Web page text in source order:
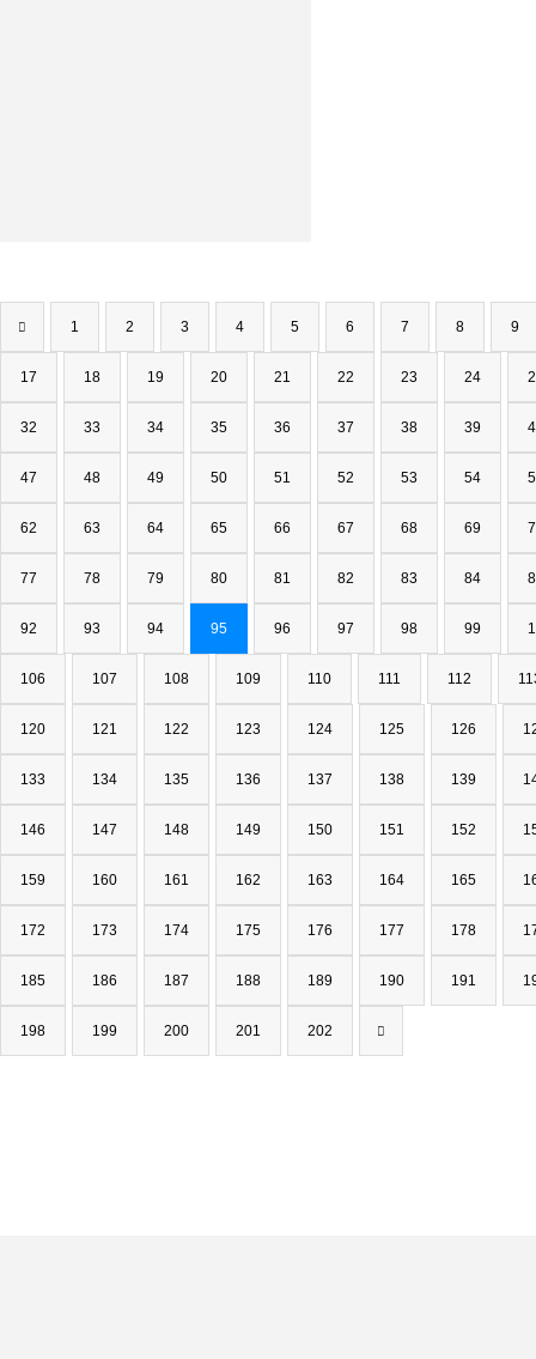
1 2 3 4 5 6 7 8 9
17 18 19 20 21 22 23 24
32 33 34 35 36 37 38 39
47 48 49 50 51 52 53 54
62 63 64 65 66 67 68 69
77 78 79 80 81 82 83 84
92 93 94 95 96 97 98 99
106 107 108 109 110 111 112
120 121 122 123 124 125 126
133 134 135 136 137 138 139
146 147 148 149 150 151 152
159 160 161 162 163 164 165
172 173 174 175 176 177 178
185 186 187 188 189 190 191
198 199 200 201 202